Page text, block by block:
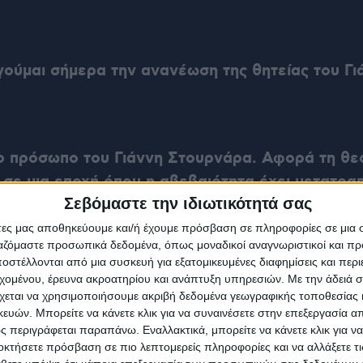
Σεβόμαστε την ιδιωτικότητά σας
μας αποθηκεύουμε και/ή έχουμε πρόσβαση σε πληροφορίες σε
προσωπικά δεδομένα, όπως μοναδικοί αναγνωριστικοί και
από μια συσκευή για εξατομικευμένες διαφημίσεις και
έρευνα ακροατηρίου και ανάπτυξη υπηρεσιών. Με την άδειά
να χρησιμοποιήσουμε ακριβή δεδομένα γεωγραφικής τοποθεσίας
Μπορείτε να κάνετε κλικ για να συναινέσετε στην επεξεργασία
παραπάνω. Εναλλακτικά, μπορείτε να κάνετε κλικ για
πρόσβαση σε πιο λεπτομερείς πληροφορίες και να αλλάξετε
σήμερα την ανανέωση της θητείας του
του Γιάννη Στουρνάρα. Αφορά τη
σε μια εποχή όπου η αβεβαιότητα έχει
προσπάθειες στη Μέση Ανατολή
σταθερότητα στην περιοχή. Ωστόσο,
τρόπο ότι ζούμε σε μια εποχή μεγάλων